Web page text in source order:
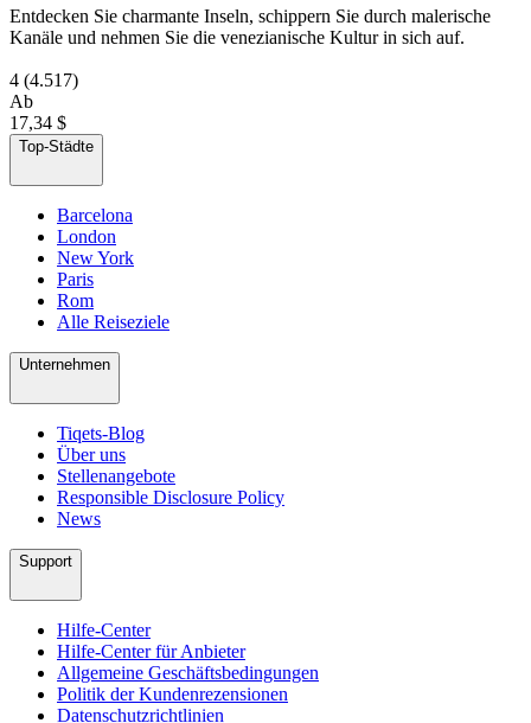
Entdecken Sie charmante Inseln, schippern Sie durch malerische
Kanäle und nehmen Sie die venezianische Kultur in sich auf.
4 (4.517)
Ab
17,34 $
Top-Städte
Barcelona
London
New York
Paris
Rom
Alle Reiseziele
Unternehmen
Tiqets-Blog
Über uns
Stellenangebote
Responsible Disclosure Policy
News
Support
Hilfe-Center
Hilfe-Center für Anbieter
Allgemeine Geschäftsbedingungen
Politik der Kundenrezensionen
Datenschutzrichtlinien